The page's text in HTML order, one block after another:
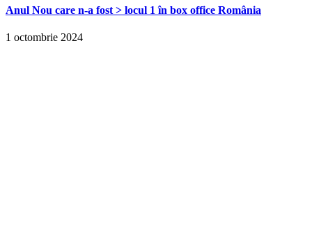
Anul Nou care n-a fost > locul 1 în box office România
1 octombrie 2024